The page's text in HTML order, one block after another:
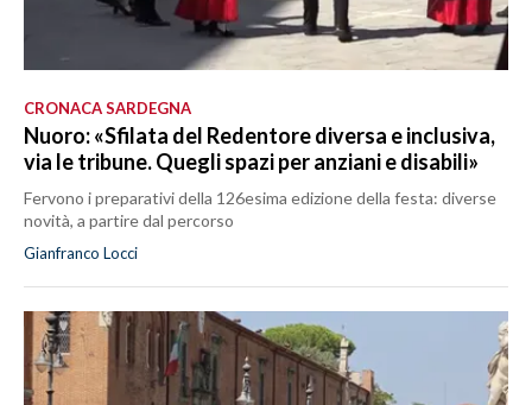
CRONACA SARDEGNA
Nuoro: «Sfilata del Redentore diversa e inclusiva,
via le tribune. Quegli spazi per anziani e disabili»
Fervono i preparativi della 126esima edizione della festa: diverse
novità, a partire dal percorso
Gianfranco Locci